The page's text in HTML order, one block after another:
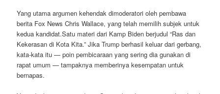
Yang utama argumen kehendak dimoderatori oleh pembawa
berita Fox News Chris Wallace, yang telah memilih subjek untuk
kedua kandidat.Satu materi dari Kamp Biden berjudul “Ras dan
Kekerasan di Kota Kita.” Jika Trump berhasil keluar dari gerbang,
kata-kata itu — poin pembicaraan yang sering dia gunakan di
rapat umum — tampaknya memberinya kesempatan untuk
bernapas.